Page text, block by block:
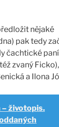
nějaké
pak tedy
čachtické
zvaný Ficko),
a Ilona
– životopis.